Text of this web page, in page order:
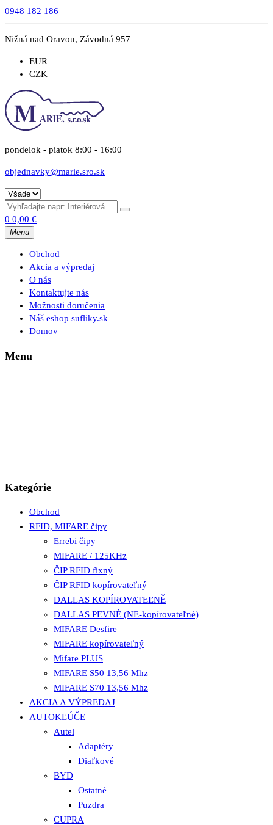
0948 182 186
Nižná nad Oravou, Závodná 957
EUR
CZK
pondelok - piatok 8:00 - 16:00
objednavky@marie.sro.sk
0 0,00 €
Menu
Obchod
Akcia a výpredaj
O nás
Kontaktujte nás
Možnosti doručenia
Náš eshop sufliky.sk
Domov
Menu
Kategórie
Obchod
RFID, MIFARE čipy
Errebi čipy
MIFARE / 125KHz
ČIP RFID fixný
ČIP RFID kopírovateľný
DALLAS KOPÍROVATEĽNĚ
DALLAS PEVNÉ (NE-kopírovateľné)
MIFARE Desfire
MIFARE kopírovateľný
Mifare PLUS
MIFARE S50 13,56 Mhz
MIFARE S70 13,56 Mhz
AKCIA A VÝPREDAJ
AUTOKĽÚČE
Autel
Adaptéry
Diaľkové
BYD
Ostatné
Puzdra
CUPRA